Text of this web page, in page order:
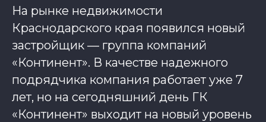
На рынке недвижимости
Краснодарского края появился новый
застройщик — группа компаний
«Континент». В качестве надежного
подрядчика компания работает уже 7
лет, но на сегодняшний день ГК
«Континент» выходит на новый уровень